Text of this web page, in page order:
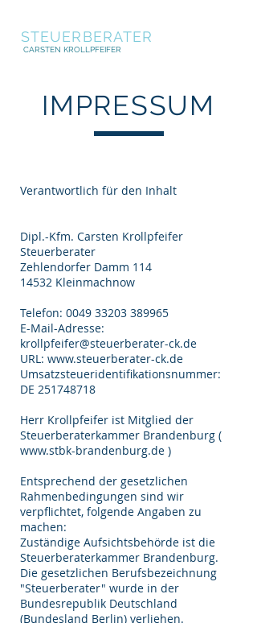
STEUERBERATER
CARSTEN KROLLPFEIFER
IMPRESSUM
Verantwortlich für den Inhalt
Dipl.-Kfm. Carsten Krollpfeifer
Steuerberater
Zehlendorfer Damm 114
14532 Kleinmachnow
Telefon: 0049 33203 389965
E-Mail-Adresse:
krollpfeifer@steuerberater-ck.de
URL: www.steuerberater-ck.de
Umsatzsteueridentifikationsnummer:
DE 251748718
Herr Krollpfeifer ist Mitglied der
Steuerberaterkammer Brandenburg (
www.stbk-brandenburg.de )
Entsprechend der gesetzlichen
Rahmenbedingungen sind wir
verpflichtet, folgende Angaben zu
machen:
Zuständige Aufsichtsbehörde ist die
Steuerberaterkammer Brandenburg.
Die gesetzlichen Berufsbezeichnung
"Steuerberater" wurde in der
Bundesrepublik Deutschland
(Bundesland Berlin) verliehen.